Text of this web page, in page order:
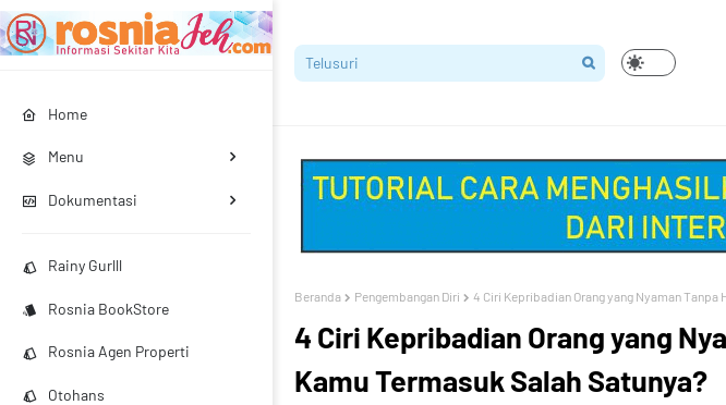
Home
Menu
Dokumentasi
Rainy Gurlll
Rosnia BookStore
Rosnia Agen Properti
Otohans
Beranda Pengembangan Diri 4 Ciri Kepribadian Orang yang Nyaman Tanpa
4 Ciri Kepribadian Orang yang
Kamu Termasuk Salah Satunya?